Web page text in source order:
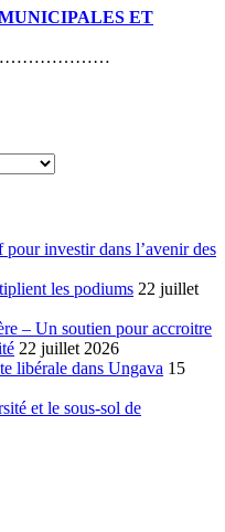
MUNICIPALES ET
investir dans l’avenir des
les podiums 22 juillet
– Un soutien pour accroitre
22 juillet 2026
libérale dans Ungava 15
et le sous-sol de